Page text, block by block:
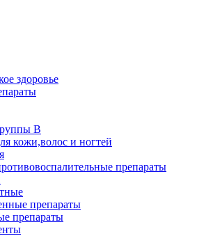
здоровье
В
кожи,волос и ногтей
препараты
препараты
препараты